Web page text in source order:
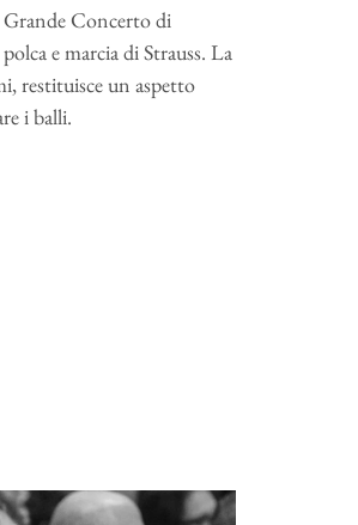
Grande Concerto di
e marcia di Strauss. La
restituisce un aspetto
i balli.